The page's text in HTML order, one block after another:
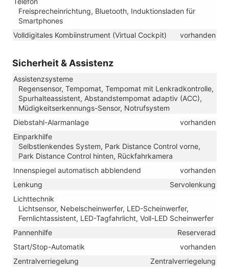
Freisprecheinrichtung, Bluetooth, Induktionsladen für
Smartphones
Volldigitales Kombiinstrument (Virtual Cockpit)
vorhanden
Sicherheit & Assistenz
Assistenzsysteme
Regensensor, Tempomat, Tempomat mit Lenkradkontrolle,
Spurhalteassistent, Abstandstempomat adaptiv (ACC),
Müdigkeitserkennungs-Sensor, Notrufsystem
Diebstahl-Alarmanlage
vorhanden
Einparkhilfe
Selbstlenkendes System, Park Distance Control vorne,
Park Distance Control hinten, Rückfahrkamera
Innenspiegel automatisch abblendend
vorhanden
Lenkung
Servolenkung
Lichttechnik
Lichtsensor, Nebelscheinwerfer, LED-Scheinwerfer,
Fernlichtassistent, LED-Tagfahrlicht, Voll-LED Scheinwerfer
Pannenhilfe
Reserverad
Start/Stop-Automatik
vorhanden
Zentralverriegelung
Zentralverriegelung